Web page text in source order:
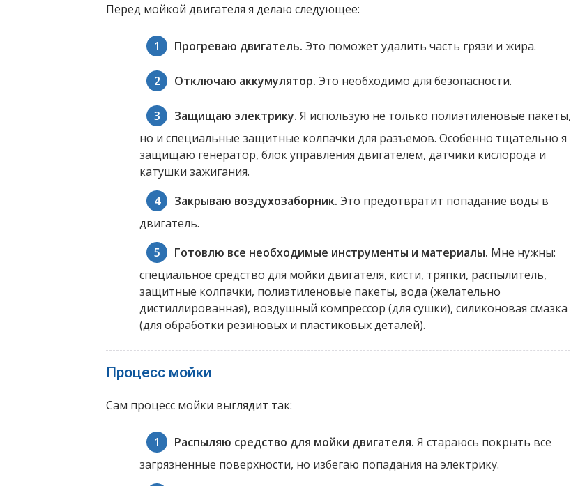
Перед мойкой двигателя я делаю следующее:
Прогреваю двигатель. Это поможет удалить часть грязи и жира.
Отключаю аккумулятор. Это необходимо для безопасности.
Защищаю электрику. Я использую не только полиэтиленовые пакеты,
но и специальные защитные колпачки для разъемов. Особенно тщательно я
защищаю генератор, блок управления двигателем, датчики кислорода и
катушки зажигания.
Закрываю воздухозаборник. Это предотвратит попадание воды в
двигатель.
Готовлю все необходимые инструменты и материалы. Мне нужны:
специальное средство для мойки двигателя, кисти, тряпки, распылитель,
защитные колпачки, полиэтиленовые пакеты, вода (желательно
дистиллированная), воздушный компрессор (для сушки), силиконовая смазка
(для обработки резиновых и пластиковых деталей).
Процесс мойки
Сам процесс мойки выглядит так:
Распыляю средство для мойки двигателя. Я стараюсь покрыть все
загрязненные поверхности, но избегаю попадания на электрику.